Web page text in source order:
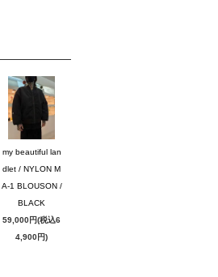
my beautiful lan
dlet / NYLON M
A-1 BLOUSON /
BLACK
59,000円(税込6
4,900円)